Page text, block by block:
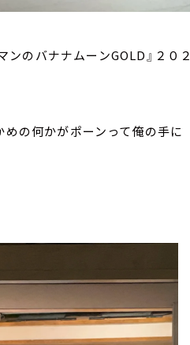
のバナナムーンGOLD』２０２
の何かがポーンって俺の手に